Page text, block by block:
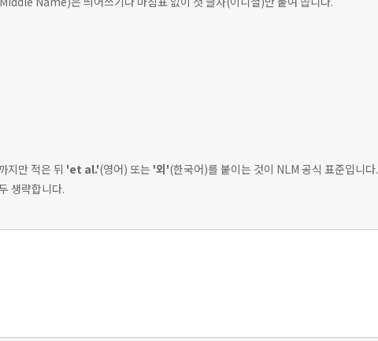
지만 적은 뒤 'et al.'(영어) 또는 '외'(한국어)를 붙이는 것이 NLM 공식 표준입니다.
생략합니다.